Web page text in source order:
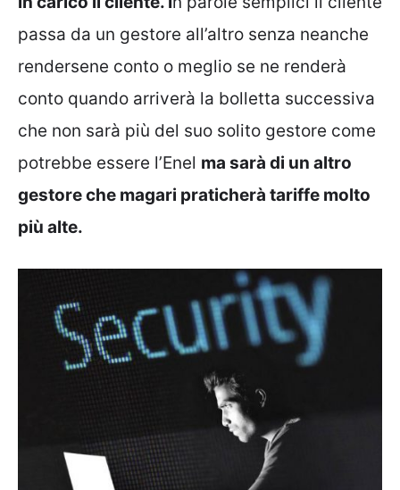
passa da un gestore all’altro senza neanche
rendersene conto o meglio se ne renderà
conto quando arriverà la bolletta successiva
che non sarà più del suo solito gestore come
potrebbe essere l’Enel ma sarà di un altro
gestore che magari praticherà tariffe molto
più alte.